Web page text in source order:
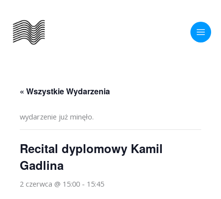
treści
« Wszystkie Wydarzenia
wydarzenie już minęło.
Recital dyplomowy Kamil
Gadlina
2 czerwca @ 15:00 - 15:45